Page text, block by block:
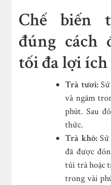
Chế biến
đúng cách
tối đa lợi ích
Trà tươi:Sử
và ngâm
phút. Sau
thức.
Trà khô:
đã được
túi trà hoặc
trong vài